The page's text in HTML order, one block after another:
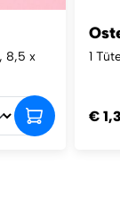
8,5 x
1
€